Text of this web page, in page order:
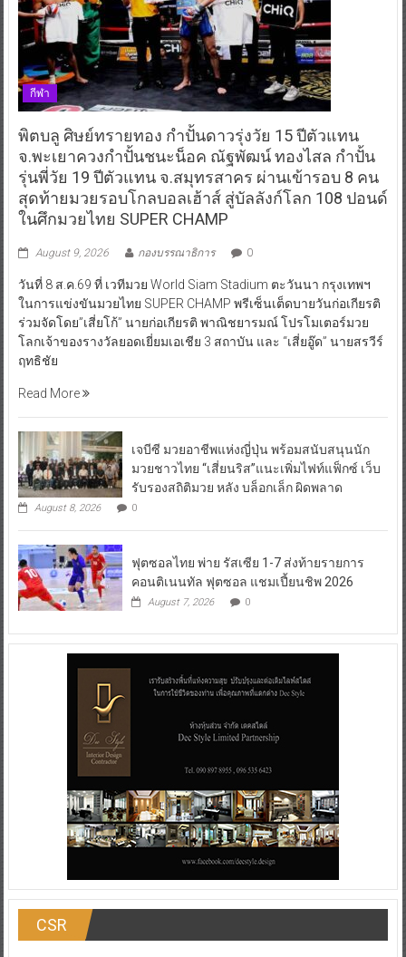
กีฬา
พิตบลู ศิษย์ทรายทอง กำปั้นดาวรุ่งวัย 15 ปีตัวแทน
จ.พะเยาควงกำปั้นชนะน็อค ณัฐพัฒน์ ทองไสล กำปั้น
รุ่นพี่วัย 19 ปีตัวแทน จ.สมุทรสาคร ผ่านเข้ารอบ 8 คน
สุดท้ายมวยรอบโกลบอลเฮ้าส์ สู่บัลลังก์โลก 108 ปอนด์
ในศึกมวยไทย SUPER CHAMP
August 9, 2026 กองบรรณาธิการ 0
วันที่ 8 ส.ค.69 ที่ เวทีมวย World Siam Stadium ตะวันนา กรุงเทพฯ
ในการแข่งขันมวยไทย SUPER CHAMP พรีเซ็นเต็ดบายวันก่อเกียรติ
ร่วมจัดโดย”เสี่ยโก้” นายก่อเกียรติ พาณิชยารมณ์ โปรโมเตอร์มวย
โลกเจ้าของรางวัลยอดเยี่ยมเอเชีย 3 สถาบัน และ “เสี่ยอู๊ด” นายสรวีร์
ฤทธิชัย
Read More
เจบีซี มวยอาชีพแห่งญี่ปุ่น พร้อมสนับสนุนนัก
มวยชาวไทย “เสี่ยนริส”แนะเพิ่มไฟท์แฟ็กซ์ เว็บ
รับรองสถิติมวย หลัง บล็อกเล็ก ผิดพลาด
August 8, 2026 0
ฟุตซอลไทย พ่าย รัสเซีย 1-7 ส่งท้ายรายการ
คอนติเนนทัล ฟุตซอล แชมเปี้ยนชิพ 2026
August 7, 2026 0
CSR